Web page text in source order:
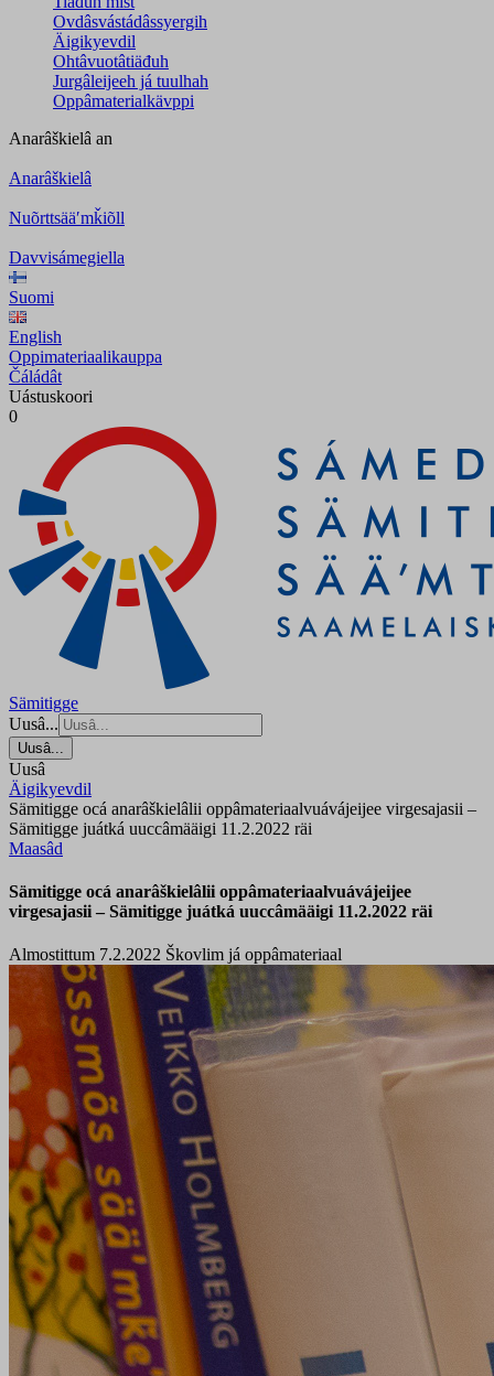
Ovdâsvástádâssyergih
Äigikyevdil
Ohtâvuotâtiäđuh
Jurgâleijeeh já tuulhah
Oppâmaterialkävppi
Anarâškielâ an
Anarâškielâ
Nuõrttsääʹmǩiõll
Davvisámegiella
Suomi
English
Oppimateriaalikauppa
Čáládât
Uástuskoori
0
Sämitigge
Uusâ...
Uusâ...
Uusâ
Äigikyevdil
Sämitigge ocá anarâškielâlii oppâmateriaalvuávájeijee virgesajasii –
Sämitigge juátká uuccâmääigi 11.2.2022 räi
Maasâd
Sämitigge ocá anarâškielâlii oppâmateriaalvuávájeijee
virgesajasii – Sämitigge juátká uuccâmääigi 11.2.2022 räi
Almostittum 7.2.2022 Škovlim já oppâmateriaal